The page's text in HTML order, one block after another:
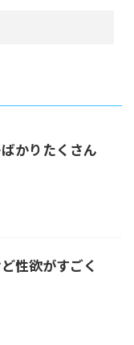
かりたくさん
性欲がすごく